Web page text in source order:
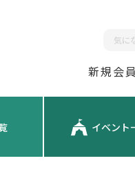
新規会
イベント